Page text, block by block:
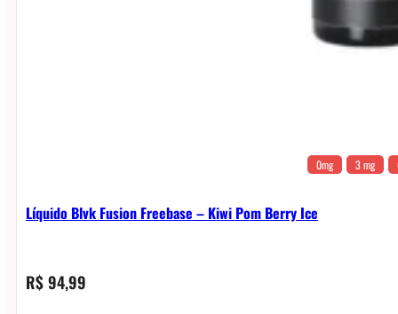
0mg 3 mg
Líquido Blvk Fusion Freebase – Kiwi Pom Berry Ice
R$94,99